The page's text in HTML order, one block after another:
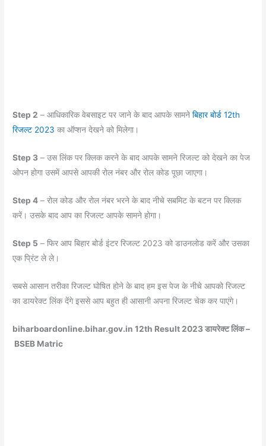
Step 2 – आधिकारिक वेबसाइट पर जाने के बाद आपके सामनेबिहार बोर्ड 12th
रिजल्ट 2023 का ऑप्शन देखने को मिलेगा।
Step 3 – उस लिंक पर क्लिक करने के बाद आपके सामने रिजल्ट को देखने का पेज
ओपन होगा उसमें आपसे आपकी रोल नंबर और रोल कोड पूछा जाएगा।
Step 4 – रोल कोड और रोल नंबर भरने के बाद नीचे सबमिट के बटन पर क्लिक
करें। उसके बाद आप का रिजल्ट आपके सामने होगा।
Step 5 – फिर आप बिहार बोर्ड इंटर रिजल्ट 2023 को डाउनलोड करें और उसका
एक प्रिंट ले ले।
सबसे आसान तरीका रिजल्ट घोषित होने के बाद हम इस पेज के नीचे आपको रिजल्ट
का डायरेक्ट लिंक देंगे इससे आप बहुत ही आसानी अपना रिजल्ट चेक कर पाएंगे।
biharboardonline.bihar.gov.in 12th Result 2023 डायरेक्ट लिंक –
BSEB Matric